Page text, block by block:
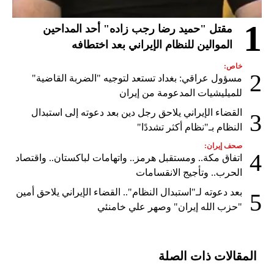
1
مقتل "حميد رضا رجب زاده" أحد المداحين
الموالين للنظام الإيراني بعد اختطافه
2
خاص:
مسؤول عراقي: بغداد تستعد لتوجيه "الضربة القاضية"
للميليشيات المدعومة من إيران
3
القضاء الإيراني يلاحق رجل دين بعد دعوته إلى استبدال
النظام بـ"نظام أكثر تشددًا"
4
صحف إيران:
اتفاق مكة.. ومستقبل هرمز.. واتهامات لباكستان.. واقتصاد
الحرب.. وتأجيج الانقسامات
5
بعد دعوته لـ"استبدال النظام".. القضاء الإيراني يلاحق أمين
"حزب الله إيران" وصهر علي خامنئي
المقالات ذات الصلة